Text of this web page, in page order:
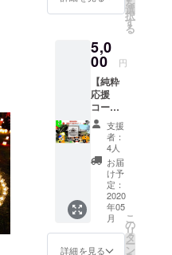
してみ
てはい
かがで
しょう
か？ ※
キャン
ドルナ
イトで
灯す
キャン
ドルは
火が消
えてし
まわな
い様に
ランタ
ン状に
て作成
したお
メー
ル】 イ
ンテリ
アとし
ても、
灯して
も癒さ
れるグ
ラデー
ション
キャン
ドルで
す。色
はお任
せで
す。 サ
イズ:7.5
選
択
す
る
5,0
00 円
【純粋
応援
コー
ス・感
謝を込
めて作
成した
お礼の
メー
ル】 お
礼の
メール
をお届
けしま
支援
者：
4人
お届
け予
定：
2020
年05
月
詳細を見る
こ
の
リ
タ
ー
ン